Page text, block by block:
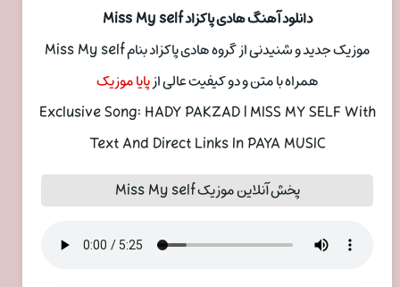
دانلود آهنگ هادی پاکزاد Miss My self
موزیک جدید و شنیدنی از گروه هادی پاکزاد بنام Miss My self
همراه با متن و دو کیفیت عالی ازپایا موزیک
Exclusive Song: HADY PAKZAD | MISS MY SELF With
Text And Direct Links In PAYA MUSIC
پخش آنلاین موزیک Miss My self